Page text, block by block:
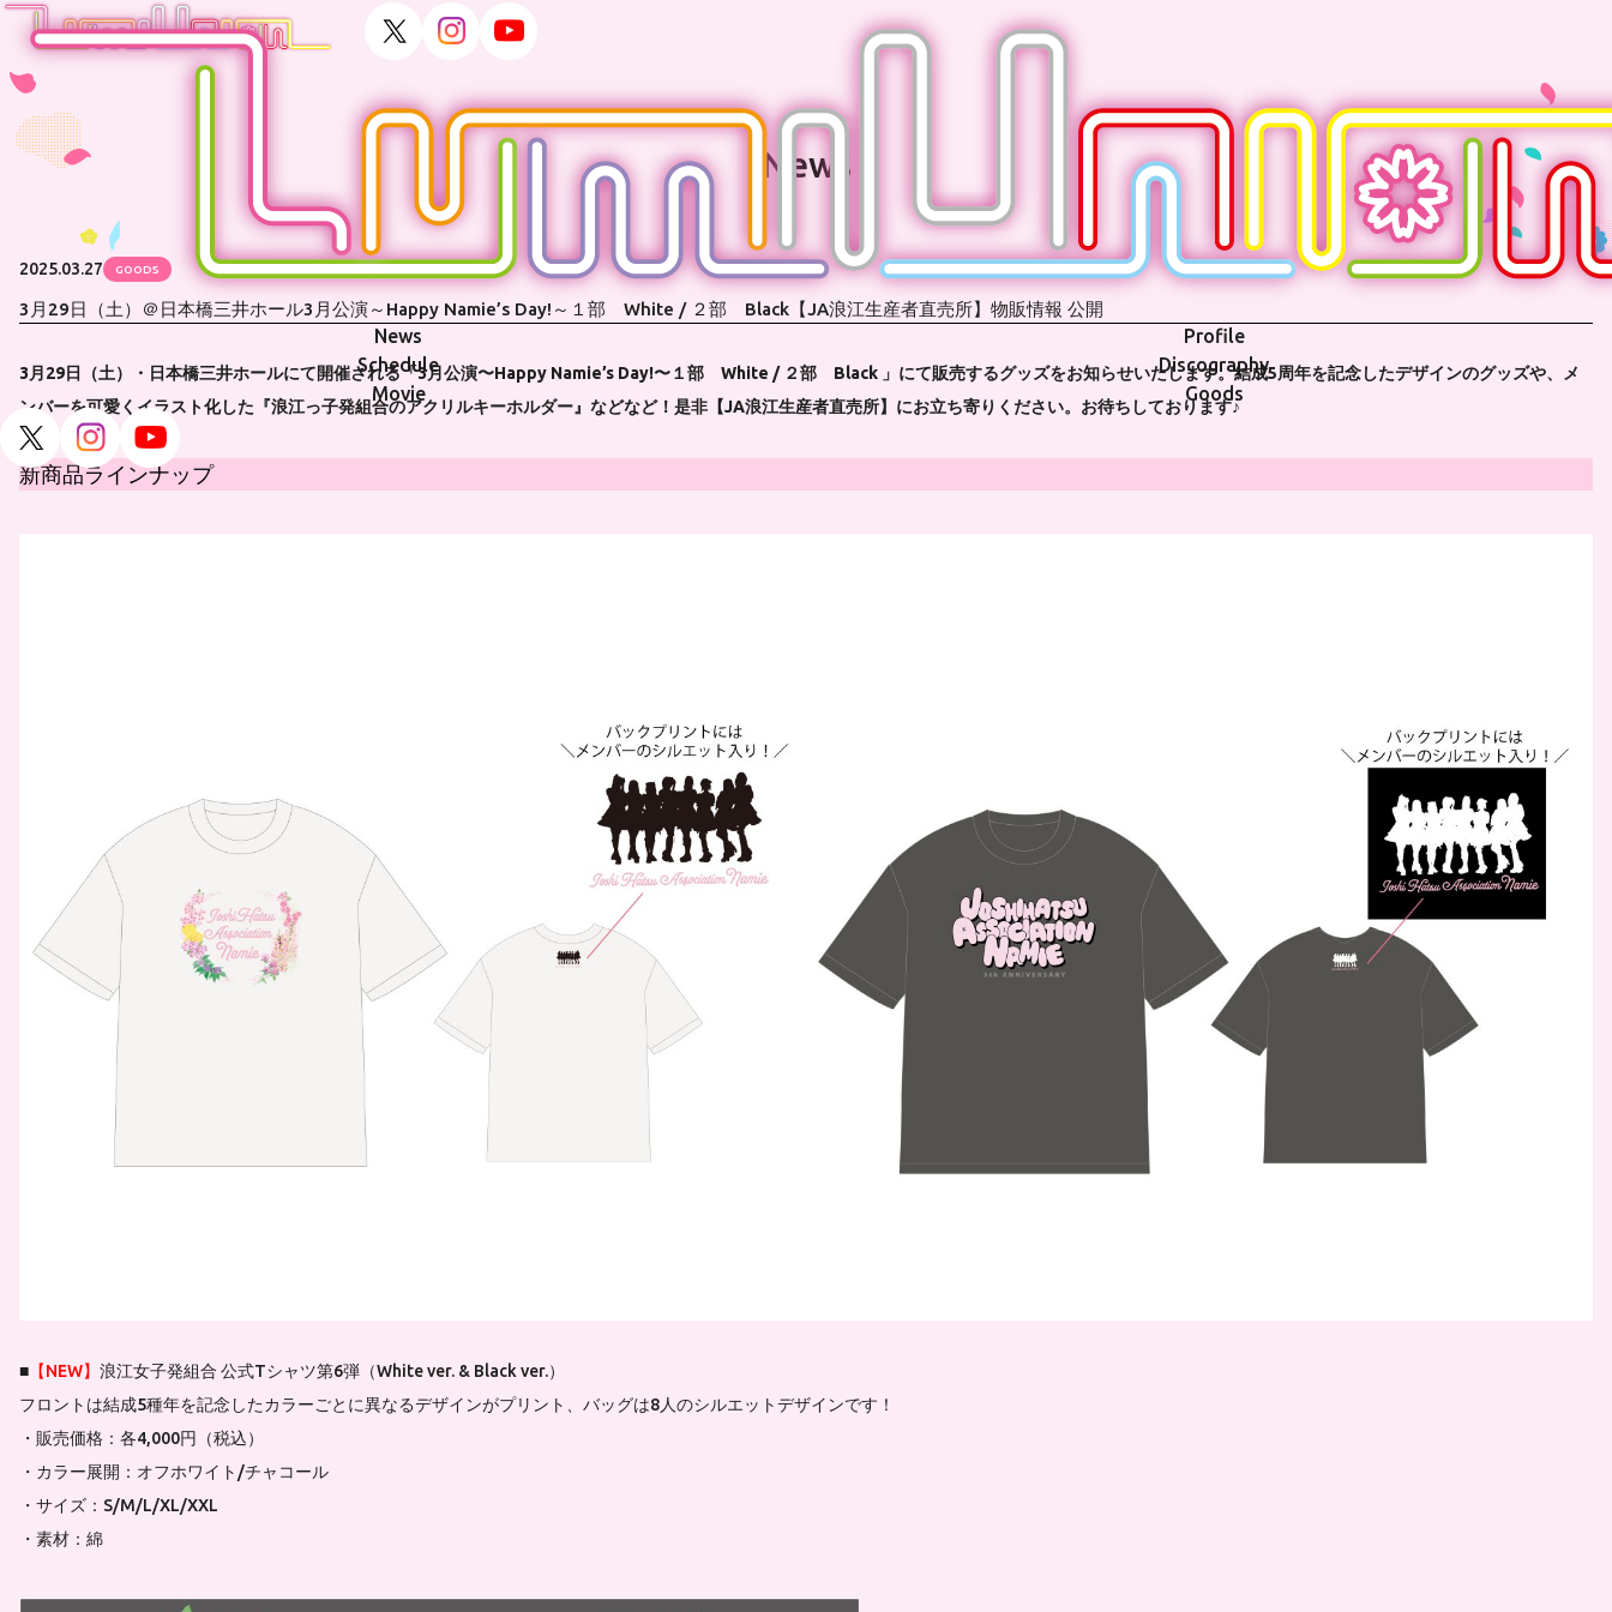
News
Profile
Schedule
Discography
Movie
Goods
News
2025.03.27 GOODS
3月29日（土）＠日本橋三井ホール3月公演～Happy Namie’s Day!～１部 White / ２部 Black【JA浪江生産者直売所】物販情報 公開
3月29日（土）・日本橋三井ホールにて開催される「3月公演〜Happy Namie’s Day!〜１部 White / ２部 Black 」にて販売するグッズをお知らせいたします。結成5周年を記念したデザインのグッズや、メ
ンバーを可愛くイラスト化した『浪江っ子発組合のアクリルキーホルダー』などなど！是非【JA浪江生産者直売所】にお立ち寄りください。お待ちしております♪
新商品ラインナップ
■ 【NEW】 浪江女子発組合 公式Tシャツ第6弾（White ver. & Black ver.）
フロントは結成5種年を記念したカラーごとに異なるデザインがプリント、バッグは8人のシルエットデザインです！
・販売価格：各4,000円（税込）
・カラー展開：オフホワイト/チャコール
・サイズ：S/M/L/XL/XXL
・素材：綿